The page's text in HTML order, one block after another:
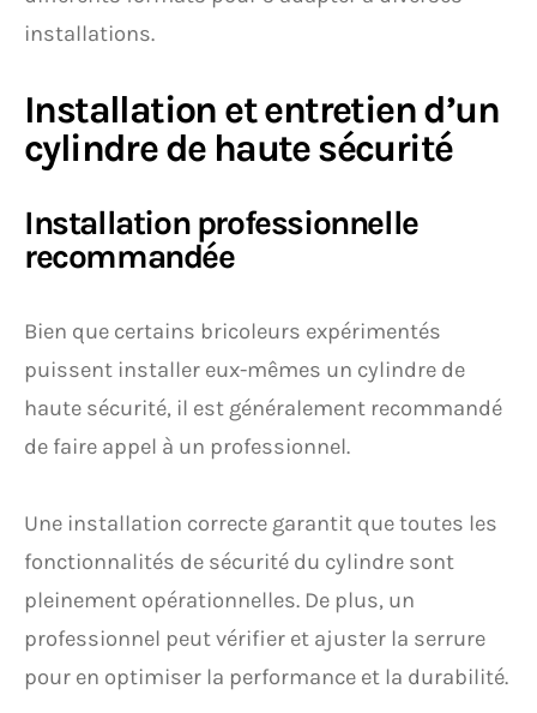
installations.
Installation et entretien d’un
cylindre de haute sécurité
Installation professionnelle
recommandée
Bien que certains bricoleurs expérimentés
puissent installer eux-mêmes un cylindre de
haute sécurité, il est généralement recommandé
de faire appel à un professionnel.
Une installation correcte garantit que toutes les
fonctionnalités de sécurité du cylindre sont
pleinement opérationnelles. De plus, un
professionnel peut vérifier et ajuster la serrure
pour en optimiser la performance et la durabilité.